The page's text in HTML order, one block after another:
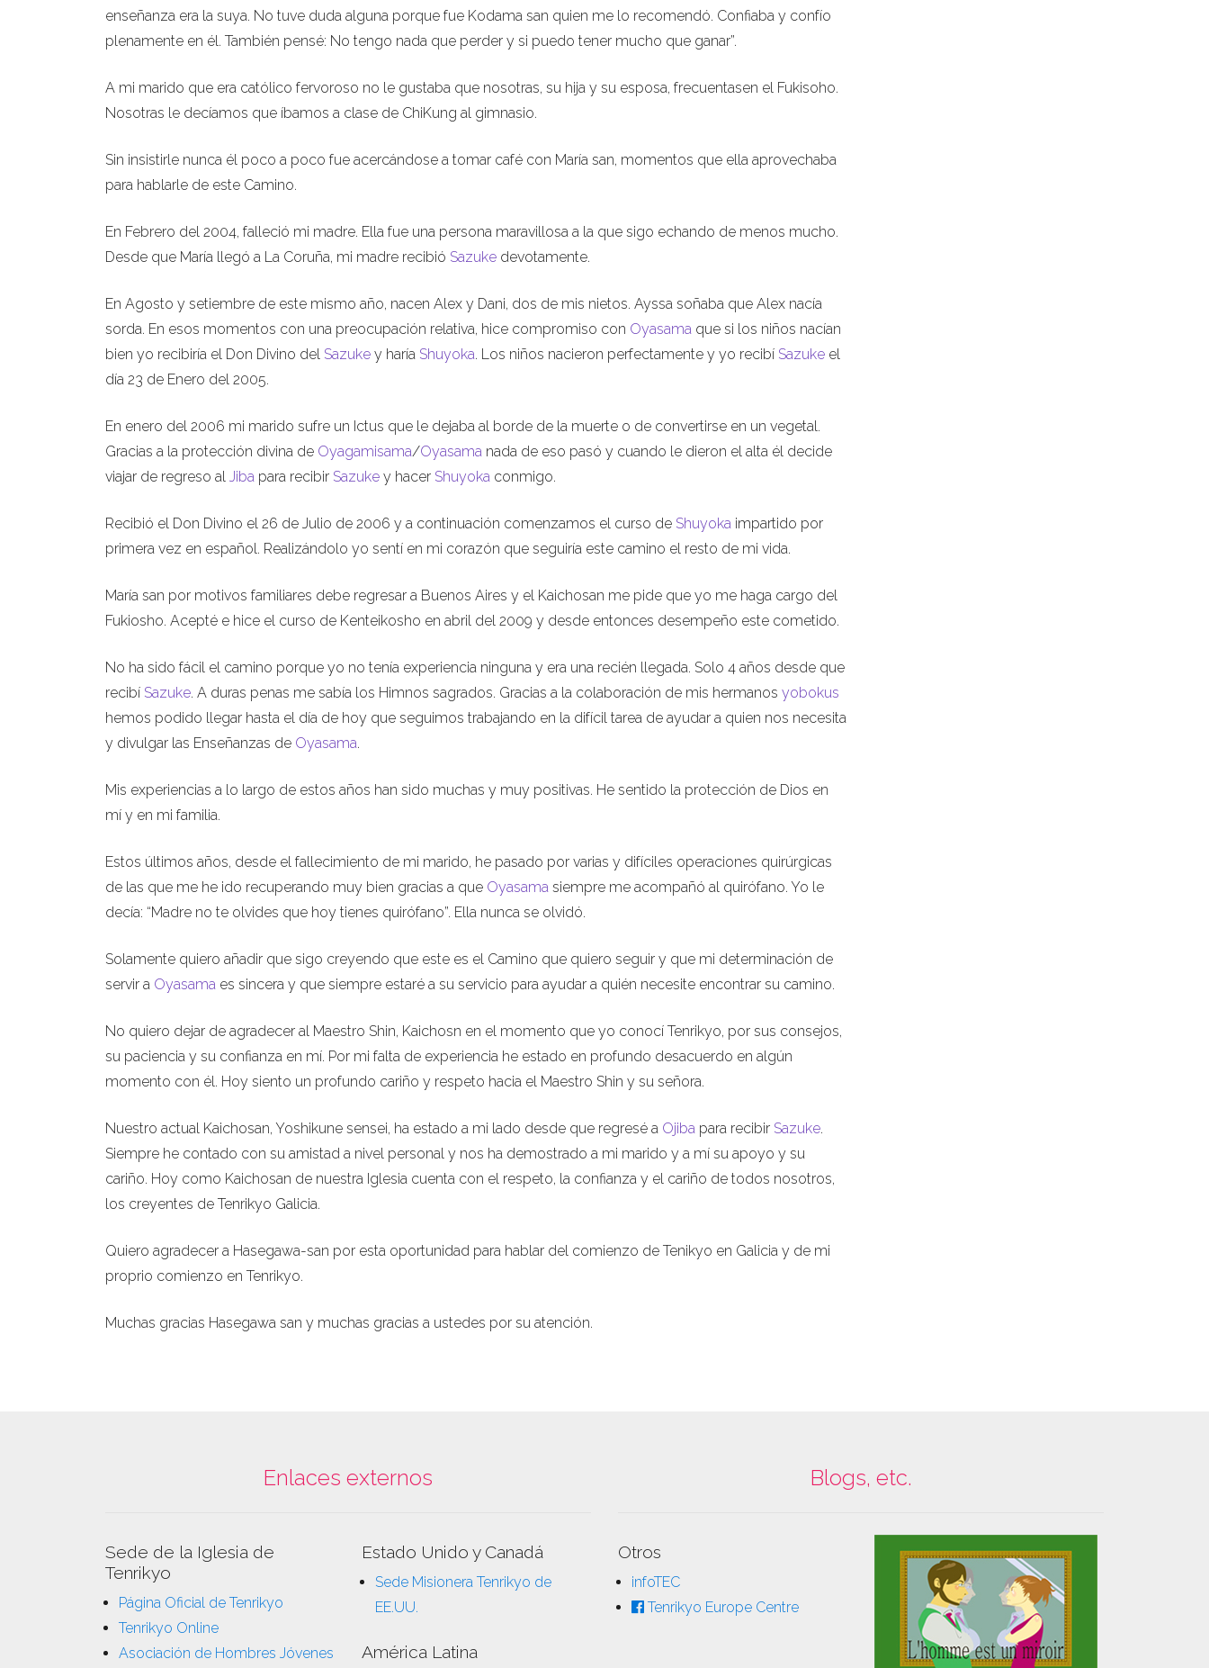
enseñanza era la suya. No tuve duda alguna porque fue Kodama san quien me lo recomendó. Confiaba y confío
plenamente en él. También pensé: No tengo nada que perder y si puedo tener mucho que ganar”.
A mi marido que era católico fervoroso no le gustaba que nosotras, su hija y su esposa, frecuentasen el Fukisoho.
Nosotras le decíamos que íbamos a clase de ChiKung al gimnasio.
Sin insistirle nunca él poco a poco fue acercándose a tomar café con María san, momentos que ella aprovechaba
para hablarle de este Camino.
En Febrero del 2004, falleció mi madre. Ella fue una persona maravillosa a la que sigo echando de menos mucho.
Desde que María llegó a La Coruña, mi madre recibió Sazuke devotamente.
En Agosto y setiembre de este mismo año, nacen Alex y Dani, dos de mis nietos. Ayssa soñaba que Alex nacía
sorda. En esos momentos con una preocupación relativa, hice compromiso con Oyasama que si los niños nacían
bien yo recibiría el Don Divino del Sazuke y haría Shuyoka. Los niños nacieron perfectamente y yo recibí Sazuke el
día 23 de Enero del 2005.
En enero del 2006 mi marido sufre un Ictus que le dejaba al borde de la muerte o de convertirse en un vegetal.
Gracias a la protección divina de Oyagamisama/Oyasama nada de eso pasó y cuando le dieron el alta él decide
viajar de regreso al Jiba para recibir Sazuke y hacer Shuyoka conmigo.
Recibió el Don Divino el 26 de Julio de 2006 y a continuación comenzamos el curso de Shuyoka impartido por
primera vez en español. Realizándolo yo sentí en mi corazón que seguiría este camino el resto de mi vida.
María san por motivos familiares debe regresar a Buenos Aires y el Kaichosan me pide que yo me haga cargo del
Fukiosho. Acepté e hice el curso de Kenteikosho en abril del 2009 y desde entonces desempeño este cometido.
No ha sido fácil el camino porque yo no tenía experiencia ninguna y era una recién llegada. Solo 4 años desde que
recibí Sazuke. A duras penas me sabía los Himnos sagrados. Gracias a la colaboración de mis hermanos yobokus
hemos podido llegar hasta el día de hoy que seguimos trabajando en la difícil tarea de ayudar a quien nos necesita
y divulgar las Enseñanzas de Oyasama.
Mis experiencias a lo largo de estos años han sido muchas y muy positivas. He sentido la protección de Dios en
mí y en mi familia.
Estos últimos años, desde el fallecimiento de mi marido, he pasado por varias y difíciles operaciones quirúrgicas
de las que me he ido recuperando muy bien gracias a que Oyasama siempre me acompañó al quirófano. Yo le
decía: “Madre no te olvides que hoy tienes quirófano”. Ella nunca se olvidó.
Solamente quiero añadir que sigo creyendo que este es el Camino que quiero seguir y que mi determinación de
servir a Oyasama es sincera y que siempre estaré a su servicio para ayudar a quién necesite encontrar su camino.
No quiero dejar de agradecer al Maestro Shin, Kaichosn en el momento que yo conocí Tenrikyo, por sus consejos,
su paciencia y su confianza en mí. Por mi falta de experiencia he estado en profundo desacuerdo en algún
momento con él. Hoy siento un profundo cariño y respeto hacia el Maestro Shin y su señora.
Nuestro actual Kaichosan, Yoshikune sensei, ha estado a mi lado desde que regresé a Ojiba para recibir Sazuke.
Siempre he contado con su amistad a nivel personal y nos ha demostrado a mi marido y a mí su apoyo y su
cariño. Hoy como Kaichosan de nuestra Iglesia cuenta con el respeto, la confianza y el cariño de todos nosotros,
los creyentes de Tenrikyo Galicia.
Quiero agradecer a Hasegawa-san por esta oportunidad para hablar del comienzo de Tenikyo en Galicia y de mi
proprio comienzo en Tenrikyo.
Muchas gracias Hasegawa san y muchas gracias a ustedes por su atención.
Enlaces externos
Sede de la Iglesia de
Tenrikyo
Página Oficial de Tenrikyo
Tenrikyo Online
Asociación de Hombres Jóvenes
Estado Unido y Canadá
Sede Misionera Tenrikyo de
EE.UU.
América Latina
Blogs, etc.
Otros
infoTEC
Tenrikyo Europe Centre